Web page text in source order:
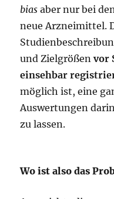
bias aber nur bei
neue Arzneimittel.
und Zielgrößenvor
einsehbar
möglich ist, eine
Auswertungen
zu lassen.
Wo ist also das